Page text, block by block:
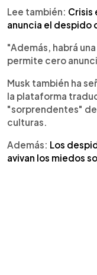
Lee también: Crisis
anuncia el despido
"Además, habrá
permite cero
Musk también ha
la plataforma
"sorprendentes"
culturas.
Además: Los
avivan los miedos